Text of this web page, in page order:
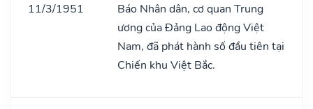
11/3/1951
Báo Nhân dân, cơ quan Trung
ương của Đảng Lao động Việt
Nam, đã phát hành số đầu tiên tại
Chiến khu Việt Bắc.